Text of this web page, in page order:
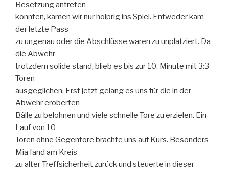
Besetzung antreten
konnten, kamen wir nur holprig ins Spiel. Entweder kam
der letzte Pass
zu ungenau oder die Abschlüsse waren zu unplatziert. Da
die Abwehr
trotzdem solide stand, blieb es bis zur 10. Minute mit 3:3
Toren
ausgeglichen. Erst jetzt gelang es uns für die in der
Abwehr eroberten
Bälle zu belohnen und viele schnelle Tore zu erzielen. Ein
Lauf von 10
Toren ohne Gegentore brachte uns auf Kurs. Besonders
Mia fand am Kreis
zu alter Treffsicherheit zurück und steuerte in dieser